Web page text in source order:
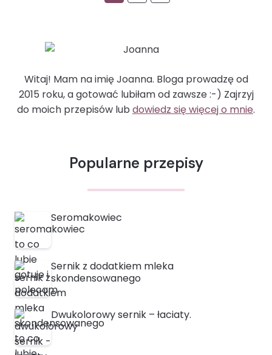
strona
Witaj! Mam na imię Joanna. Bloga prowadzę od
2015 roku, a gotować lubiłam od zawsze :-) Zajrzyj
do moich przepisów lub dowiedz się więcej o mnie.
Popularne przepisy
Seromakowiec
Sernik z dodatkiem mleka
skondensowanego
Dwukolorowy sernik – łaciaty.